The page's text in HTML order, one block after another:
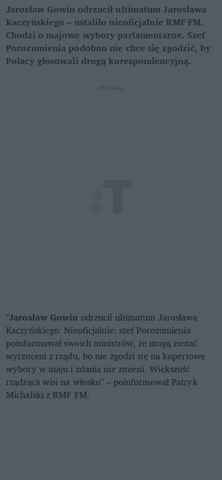
Jarosław Gowin odrzucił ultimatum Jarosława
Kaczyńskiego – ustaliło nieoficjalnie RMF FM.
Chodzi o majowe wybory parlamentarne. Szef
Porozumienia podobno nie chce się zgodzić, by
Polacy głosowali drogą korespondencyjną.
REKLAMA
"Jarosław Gowin odrzucił ultimatum Jarosława
Kaczyńskiego. Nieoficjalnie: szef Porozumienia
poinformował swoich ministrów, że mogą zostać
wyrzuceni z rządu, bo nie zgodzi się na kopertowe
wybory w maju i zdania nie zmieni. Większość
rządząca wisi na włosku" – poinformował Patryk
Michalski z RMF FM.